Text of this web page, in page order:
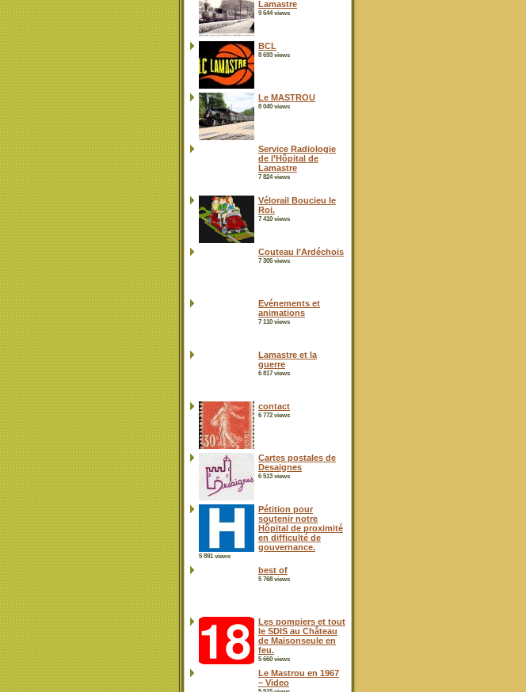
Lamastre
9 644 views
BCL
8 693 views
Le MASTROU
8 040 views
Service Radiologie
de l’Hôpital de
Lamastre
7 824 views
Vélorail Boucieu le
Roi.
7 410 views
Couteau l’Ardéchois
7 305 views
Evénements et
animations
7 110 views
Lamastre et la
guerre
6 817 views
contact
6 772 views
Cartes postales de
Desaignes
6 513 views
Pétition pour
soutenir notre
Hôpital de proximité
en difficulté de
gouvernance.
5 891 views
best of
5 768 views
Les pompiers et tout
le SDIS au Château
de Maisonseule en
feu.
5 660 views
Le Mastrou en 1967
– Video